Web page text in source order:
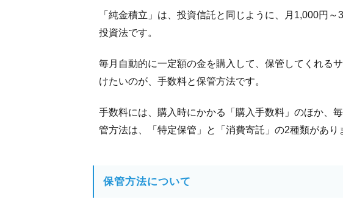
「純金積立」は、投資信託と同じように、月1,000円
投資法です。
毎月自動的に一定額の金を購入して、保管してくれる
けたいのが、手数料と保管方法です。
手数料には、購入時にかかる「購入手数料」のほか、
管方法は、「特定保管」と「消費寄託」の2種類があり
保管方法について